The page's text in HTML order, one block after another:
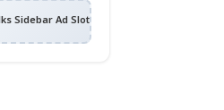
Sidebar Ad Slot